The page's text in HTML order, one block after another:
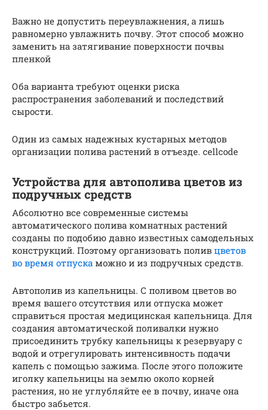
Важно не допустить переувлажнения, а лишь
равномерно увлажнить почву. Этот способ можно
заменить на затягивание поверхности почвы
пленкой
Оба варианта требуют оценки риска
распространения заболеваний и последствий
сырости.
Один из самых надежных кустарных методов
организации полива растений в отъезде. cellcode
Устройства для автополива цветов из
подручных средств
Абсолютно все современные системы
автоматического полива комнатных растений
созданы по подобию давно известных самодельных
конструкций. Поэтому организовать полив цветов
во время отпуска можно и из подручных средств.
Автополив из капельницы. С поливом цветов во
время вашего отсутствия или отпуска может
справиться простая медицинская капельница. Для
создания автоматической поливалки нужно
присоединить трубку капельницы к резервуару с
водой и отрегулировать интенсивность подачи
капель с помощью зажима. После этого положите
иголку капельницы на землю около корней
растения, но не углубляйте ее в почву, иначе она
быстро забьется.